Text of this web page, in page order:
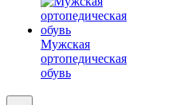
Мужская
ортопедическая
обувь